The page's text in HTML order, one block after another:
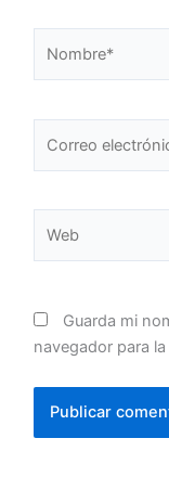
electrónico*
Guarda mi
navegador para